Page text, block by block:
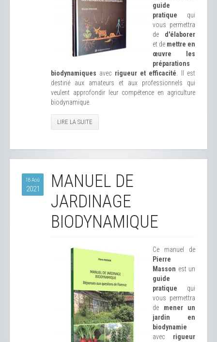
guide
pratique qui
vous permettra
de d'élaborer
et de mettre en
œuvre les
préparations
biodynamiques avec rigueur et efficacité . Il est
destiné aux amateurs et aux professionnels qui
veulent approfondir leur compétence en agriculture
biodynamique.
LIRE LA SUITE
18 Aoû
2021
MANUEL DE
JARDINAGE
BIODYNAMIQUE
Ce manuel de
Pierre
Masson est un
guide
pratique qui
vous permettra
de mener un
jardin en
biodynamie
avec rigueur